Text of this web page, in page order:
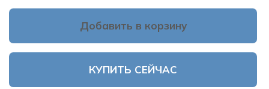
Добавить в корзину
КУПИТЬ СЕЙЧАС